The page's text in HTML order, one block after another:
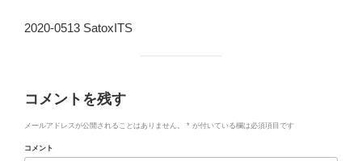
2020-0513 SatoxITS
コメントを残す
メールアドレスが公開されることはありません。 * が付いている欄は必須項目です
コメント